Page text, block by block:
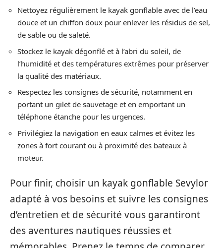
Nettoyez régulièrement le kayak gonflable avec de l’eau
douce et un chiffon doux pour enlever les résidus de sel,
de sable ou de saleté.
Stockez le kayak dégonflé et à l’abri du soleil, de
l’humidité et des températures extrêmes pour préserver
la qualité des matériaux.
Respectez les consignes de sécurité, notamment en
portant un gilet de sauvetage et en emportant un
téléphone étanche pour les urgences.
Privilégiez la navigation en eaux calmes et évitez les
zones à fort courant ou à proximité des bateaux à
moteur.
Pour finir, choisir un kayak gonflable Sevylor
adapté à vos besoins et suivre les consignes
d’entretien et de sécurité vous garantiront
des aventures nautiques réussies et